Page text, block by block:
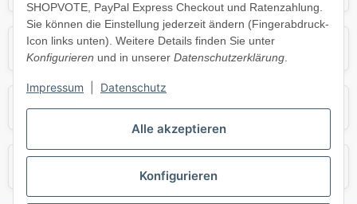
Alle akzeptieren
Konfigurieren
SHOPVOTE, PayPal Express Checkout und Ratenzahlung.
Sie können die Einstellung jederzeit ändern (Fingerabdruck-
Icon links unten). Weitere Details finden Sie unter
Konfigurieren und in unserer Datenschutzerklärung.
Impressum Datenschutz
Opel Porsche
Skoda Smart